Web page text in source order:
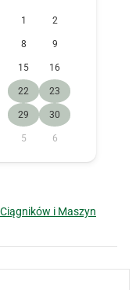
1 2
8 9
15 16
22 23
29 30
5 6
i Maszyn